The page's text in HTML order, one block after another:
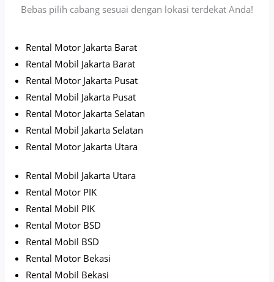
Bebas pilih cabang sesuai dengan lokasi terdekat Anda!
Rental Motor Jakarta Barat
Rental Mobil Jakarta Barat
Rental Motor Jakarta Pusat
Rental Mobil Jakarta Pusat
Rental Motor Jakarta Selatan
Rental Mobil Jakarta Selatan
Rental Motor Jakarta Utara
Rental Mobil Jakarta Utara
Rental Motor PIK
Rental Mobil PIK
Rental Motor BSD
Rental Mobil BSD
Rental Motor Bekasi
Rental Mobil Bekasi